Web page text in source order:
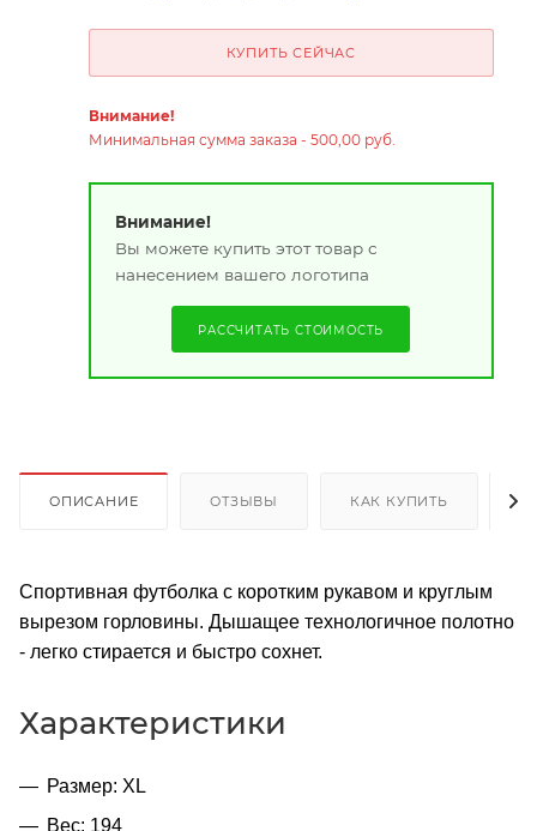
КУПИТЬ СЕЙЧАС
Внимание!
Минимальная сумма заказа - 500,00 руб.
Внимание!
Вы можете купить этот товар с
нанесением вашего логотипа
РАССЧИТАТЬ СТОИМОСТЬ
ОПИСАНИЕ ОТЗЫВЫ КАК КУПИТЬ
Спортивная футболка с коротким рукавом и круглым
вырезом горловины. Дышащее технологичное полотно
- легко стирается и быстро сохнет.
Характеристики
Размер: XL
Вес: 194